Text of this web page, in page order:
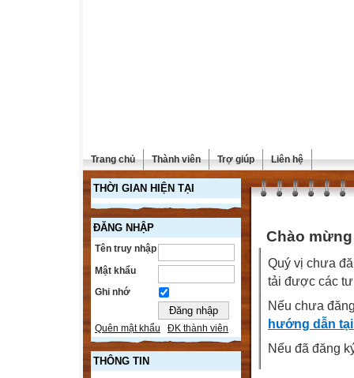
Trang chủ Thành viên Trợ giúp Liên hệ
THỜI GIAN HIỆN TẠI
ĐĂNG NHẬP
Tên truy nhập
Mật khẩu
Ghi nhớ
Quên mật khẩu ĐK thành viên
THÔNG TIN
Chào
Quý vị chưa
tải được các
Nếu chưa
hướng dẫn
Nếu đã đăng